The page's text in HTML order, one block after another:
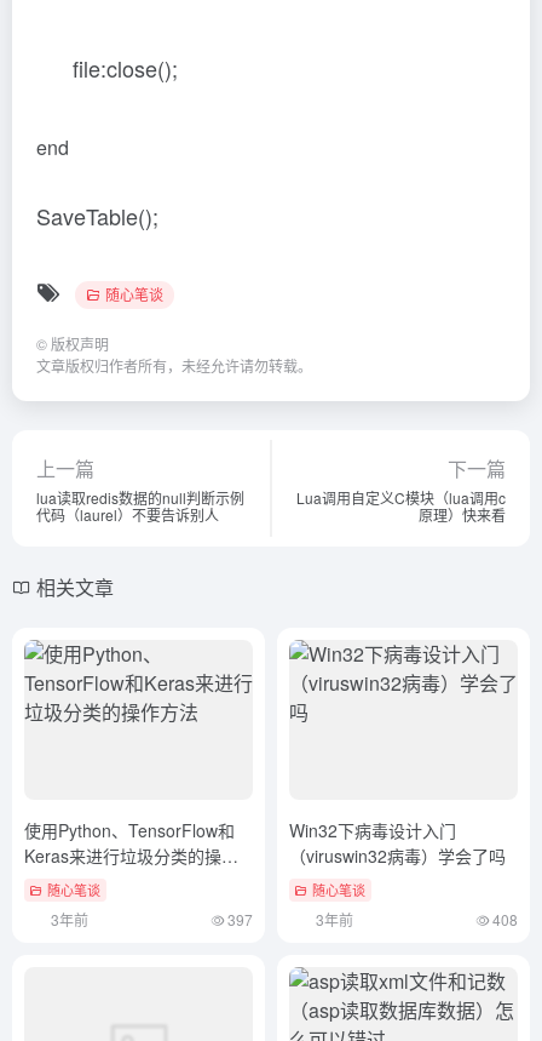
file:close();
end
SaveTable();
随心笔谈
© 版权声明
文章版权归作者所有，未经允许请勿转载。
上一篇
lua读取redis数据的null判断示例
代码（laurel）不要告诉别人
下一篇
Lua调用自定义C模块（lua调用c
原理）快来看
相关文章
使用Python、TensorFlow和
Keras来进行垃圾分类的操作
方法随心笔谈
3年前 397
Win32下病毒设计入门
（viruswin32病毒）学会了吗
随心笔谈
3年前 408